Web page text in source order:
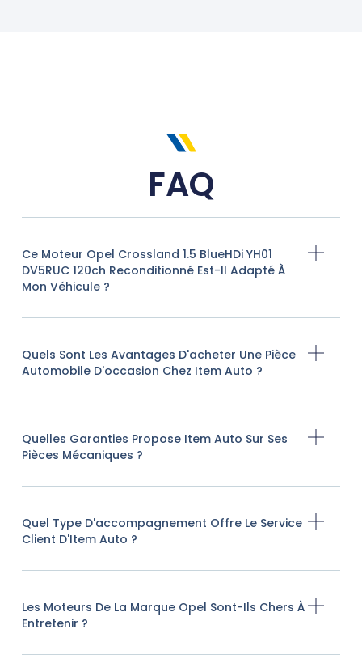
FAQ
Ce Moteur Opel Crossland 1.5 BlueHDi YH01
DV5RUC 120ch Reconditionné Est-Il Adapté À
Mon Véhicule ?
Quels Sont Les Avantages D'acheter Une Pièce
Automobile D'occasion Chez Item Auto ?
Quelles Garanties Propose Item Auto Sur Ses
Pièces Mécaniques ?
Quel Type D'accompagnement Offre Le Service
Client D'Item Auto ?
Les Moteurs De La Marque Opel Sont-Ils Chers À
Entretenir ?